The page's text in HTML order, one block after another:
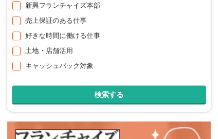
新興フランチャイズ本部
売上保証のある仕事
好きな時間に働ける仕事
土地・店舗活用
キャッシュバック対象